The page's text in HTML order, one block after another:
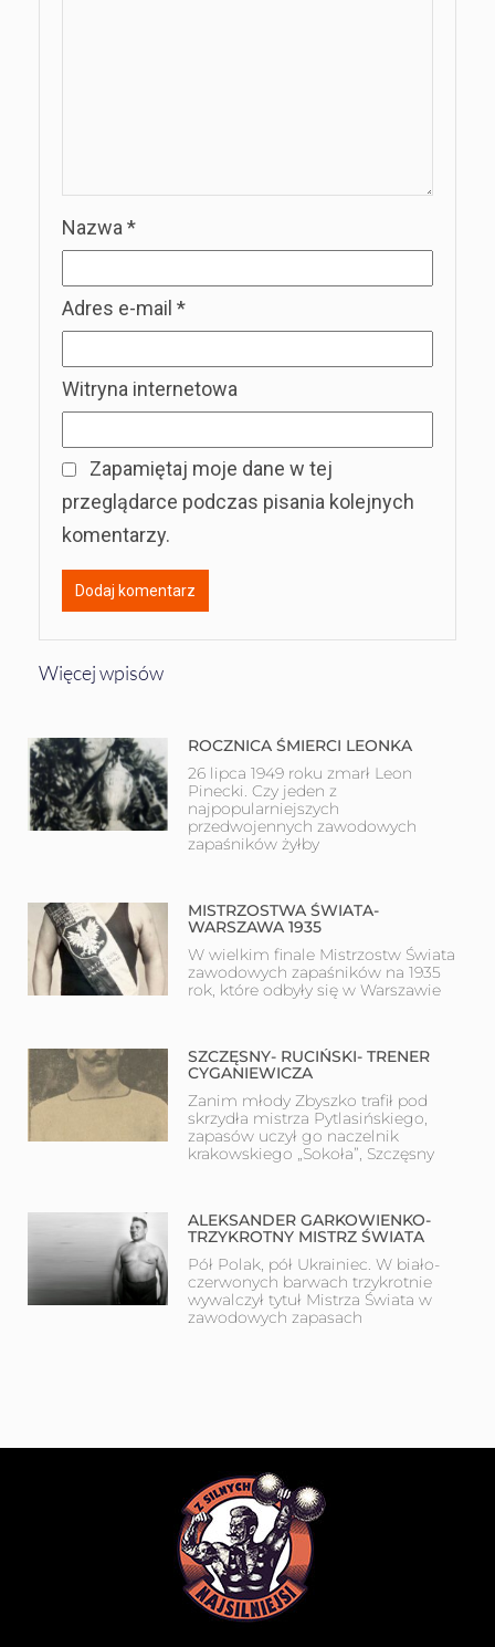
Nazwa *
Adres e-mail *
Witryna internetowa
Zapamiętaj moje dane w tej
przeglądarce podczas pisania kolejnych
komentarzy.
Więcej wpisów
ROCZNICA ŚMIERCI LEONKA
26 lipca 1949 roku zmarł Leon
Pinecki. Czy jeden z
najpopularniejszych
przedwojennych zawodowych
zapaśników żyłby
MISTRZOSTWA ŚWIATA-
WARSZAWA 1935
W wielkim finale Mistrzostw Świata
zawodowych zapaśników na 1935
rok, które odbyły się w Warszawie
SZCZĘSNY- RUCIŃSKI- TRENER
CYGANIEWICZA
Zanim młody Zbyszko trafił pod
skrzydła mistrza Pytlasińskiego,
zapasów uczył go naczelnik
krakowskiego „Sokoła”, Szczęsny
ALEKSANDER GARKOWIENKO-
TRZYKROTNY MISTRZ ŚWIATA
Pół Polak, pół Ukrainiec. W biało-
czerwonych barwach trzykrotnie
wywalczył tytuł Mistrza Świata w
zawodowych zapasach